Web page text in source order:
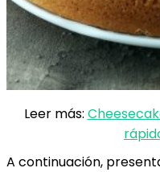
Leer más:
A continuación,